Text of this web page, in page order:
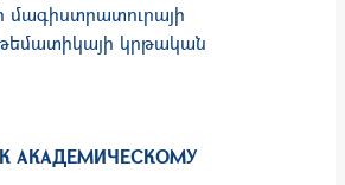
մագիստրատուրայի
կրթական
АКАДЕМИЧЕСКОМУ